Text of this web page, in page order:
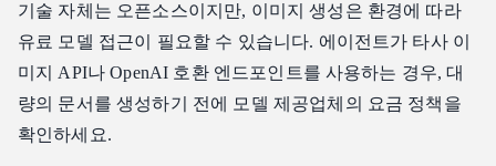
기술 자체는 오픈소스이지만, 이미지 생성은 환경에 따라
유료 모델 접근이 필요할 수 있습니다. 에이전트가 타사 이
미지 API나 OpenAI 호환 엔드포인트를 사용하는 경우, 대
량의 문서를 생성하기 전에 모델 제공업체의 요금 정책을
확인하세요.